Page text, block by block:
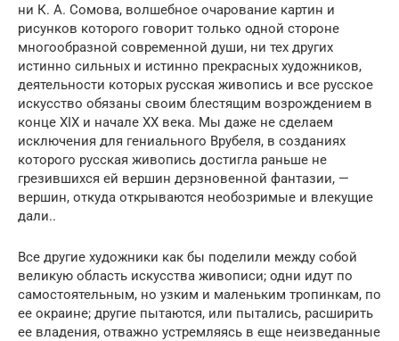
ни К. А. Сомова, волшебное очарование картин и
рисунков которого говорит только одной стороне
многообразной современной души, ни тех других
истинно сильных и истинно прекрасных художников,
деятельности которых русская живопись и все русское
искусство обязаны своим блестящим возрождением в
конце XIX и начале XX века. Мы даже не сделаем
исключения для гениального Врубеля, в созданиях
которого русская живопись достигла раньше не
грезившихся ей вершин дерзновенной фантазии, —
вершин, откуда открываются необозримые и влекущие
дали..
Все другие художники как бы поделили между собой
великую область искусства живописи; одни идут по
самостоятельным, но узким и маленьким тропинкам, по
ее окраине; другие пытаются, или пытались, расширить
ее владения, отважно устремляясь в еще неизведанные